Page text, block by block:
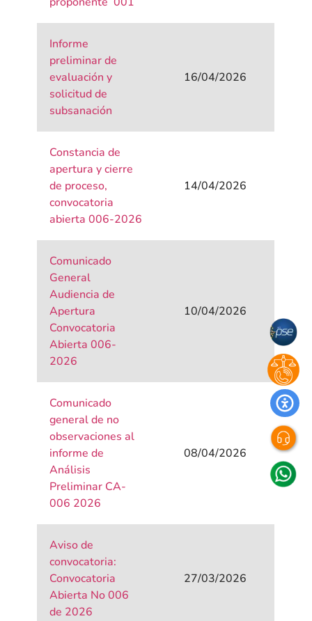
Informe
preliminar de
evaluación y
solicitud de
subsanación
16/04/2026
Constancia de
apertura y cierre
de proceso,
convocatoria
abierta 006-2026
14/04/2026
Comunicado
General
Audiencia de
Apertura
Convocatoria
Abierta 006-
2026
10/04/2026
Comunicado
general de no
observaciones al
informe de
Análisis
Preliminar CA-
006 2026
08/04/2026
Aviso de
convocatoria:
Convocatoria
Abierta No 006
de 2026
27/03/2026